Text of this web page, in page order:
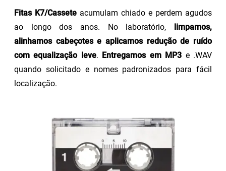
Fitas K7/Cassete acumulam chiado e perdem agudos
ao longo dos anos. No laboratório, limpamos,
alinhamos cabeçotes e aplicamos redução de ruído
com equalização leve. Entregamos em MP3 e .WAV
quando solicitado e nomes padronizados para fácil
localização.